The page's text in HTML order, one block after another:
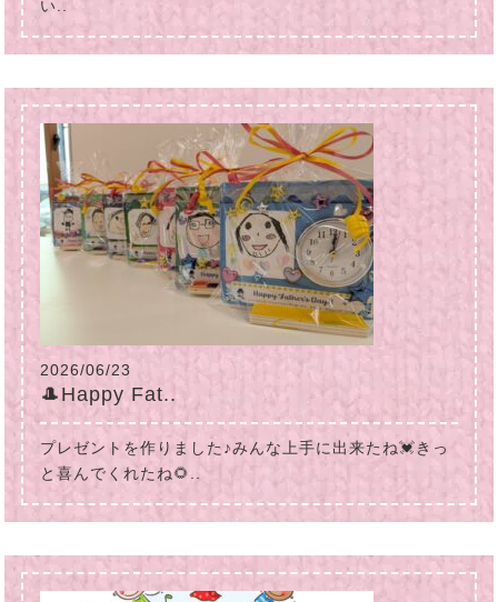
い..
2026/06/23
🎩Happy Fat..
プレゼントを作りました♪みんな上手に出来たね💓きっ
と喜んでくれたね🌻..